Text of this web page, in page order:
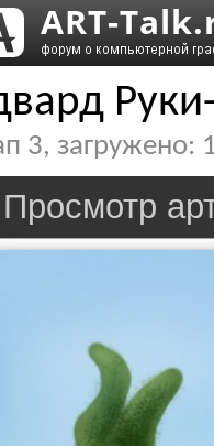
3, загружено: